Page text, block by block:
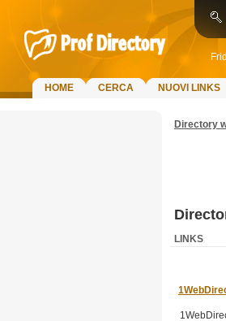
HOME CERCA NUOVI LINKS
Directory
LINKS